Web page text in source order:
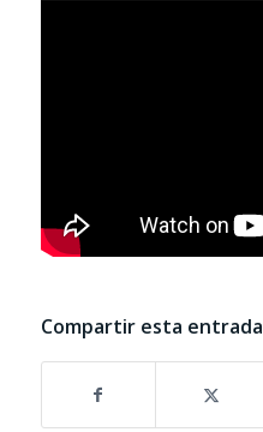
Compartir esta entrada